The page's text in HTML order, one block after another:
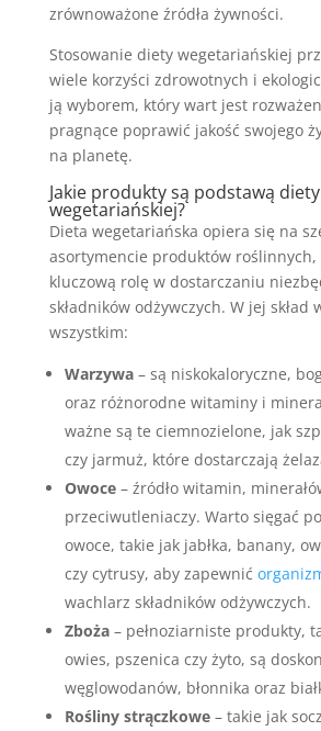
zrównoważone źródła żywności.
Stosowanie diety wegetariańskiej
wiele korzyści zdrowotnych i
ją wyborem, który wart jest
pragnące poprawić jakość swojego
na planetę.
Jakie produkty są podstawą diety
wegetariańskiej?
Dieta wegetariańska opiera się na
asortymencie produktów roślinnych,
kluczową rolę w dostarczaniu
składników odżywczych. W jej skład
wszystkim:
Warzywa– są niskokaloryczne,
oraz różnorodne witaminy i
ważne są te ciemnozielone, jak
czy jarmuż, które dostarczają
Owoce– źródło witamin,
przeciwutleniaczy. Warto sięgać
owoce, takie jak jabłka, banany,
czy cytrusy, aby zapewnić
wachlarz składników odżywczych.
Zboża– pełnoziarniste produkty,
owies, pszenica czy żyto, są
węglowodanów, błonnika oraz
Rośliny strączkowe– takie jak